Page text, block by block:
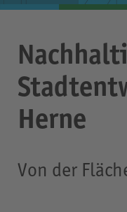
Herne
Von der